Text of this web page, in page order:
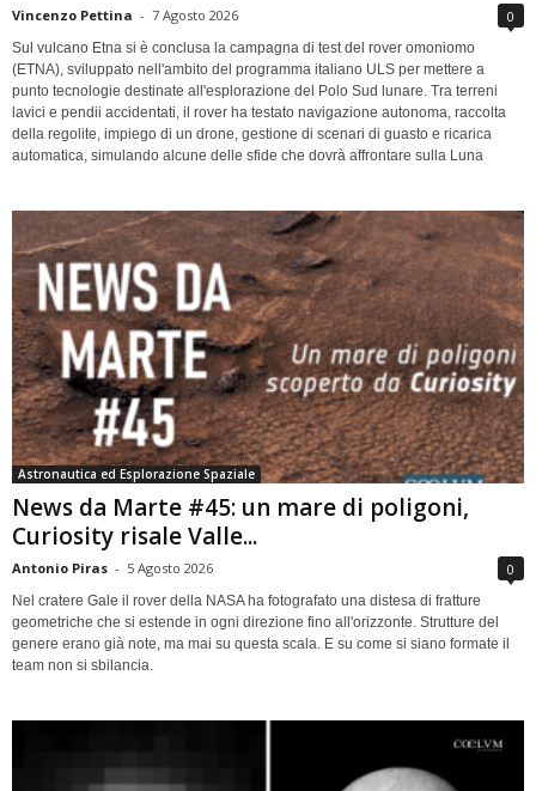
Vincenzo Pettina - 7 Agosto 2026 0
Sul vulcano Etna si è conclusa la campagna di test del rover omoniomo
(ETNA), sviluppato nell'ambito del programma italiano ULS per mettere a
punto tecnologie destinate all'esplorazione del Polo Sud lunare. Tra terreni
lavici e pendii accidentati, il rover ha testato navigazione autonoma, raccolta
della regolite, impiego di un drone, gestione di scenari di guasto e ricarica
automatica, simulando alcune delle sfide che dovrà affrontare sulla Luna
Astronautica ed Esplorazione Spaziale
News da Marte #45: un mare di poligoni,
Curiosity risale Valle...
Antonio Piras - 5 Agosto 2026 0
Nel cratere Gale il rover della NASA ha fotografato una distesa di fratture
geometriche che si estende in ogni direzione fino all'orizzonte. Strutture del
genere erano già note, ma mai su questa scala. E su come si siano formate il
team non si sbilancia.